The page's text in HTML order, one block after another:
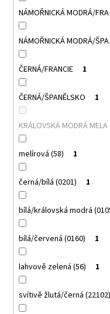
NÁMOŘNICKÁ MODRÁ/FRA
NÁMOŘNICKÁ MODRÁ/ŠPA
ČERNÁ/FRANCIE 1
ČERNÁ/ŠPANĚLSKO 1
KRÁLOVSKÁ MODRÁ MELA
melírová (58) 1
černá/bílá (0201) 1
bílá/královská modrá
bílá/červená (0160) 1
lahvově zelená (56) 1
svítivě žlutá/černá (22102)